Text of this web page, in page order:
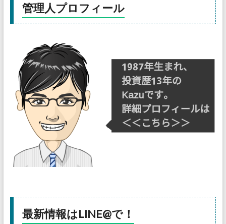
管理人プロフィール
最新情報はLINE@で！